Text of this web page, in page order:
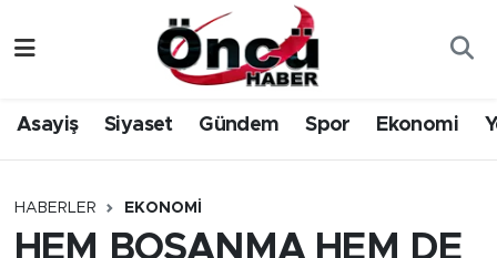
Asayiş Siyaset Gündem Spor Ekonomi
HABERLER EKONOMI
HEM BOŞANMA HEM DE
Gündem
Sağlık & Çevre
Spor
Düzce Nöbetçi Eczaneler
Düzce Hava Durumu
Düzce Namaz Vakitleri
Düzce Trafik Yoğunluk Haritası